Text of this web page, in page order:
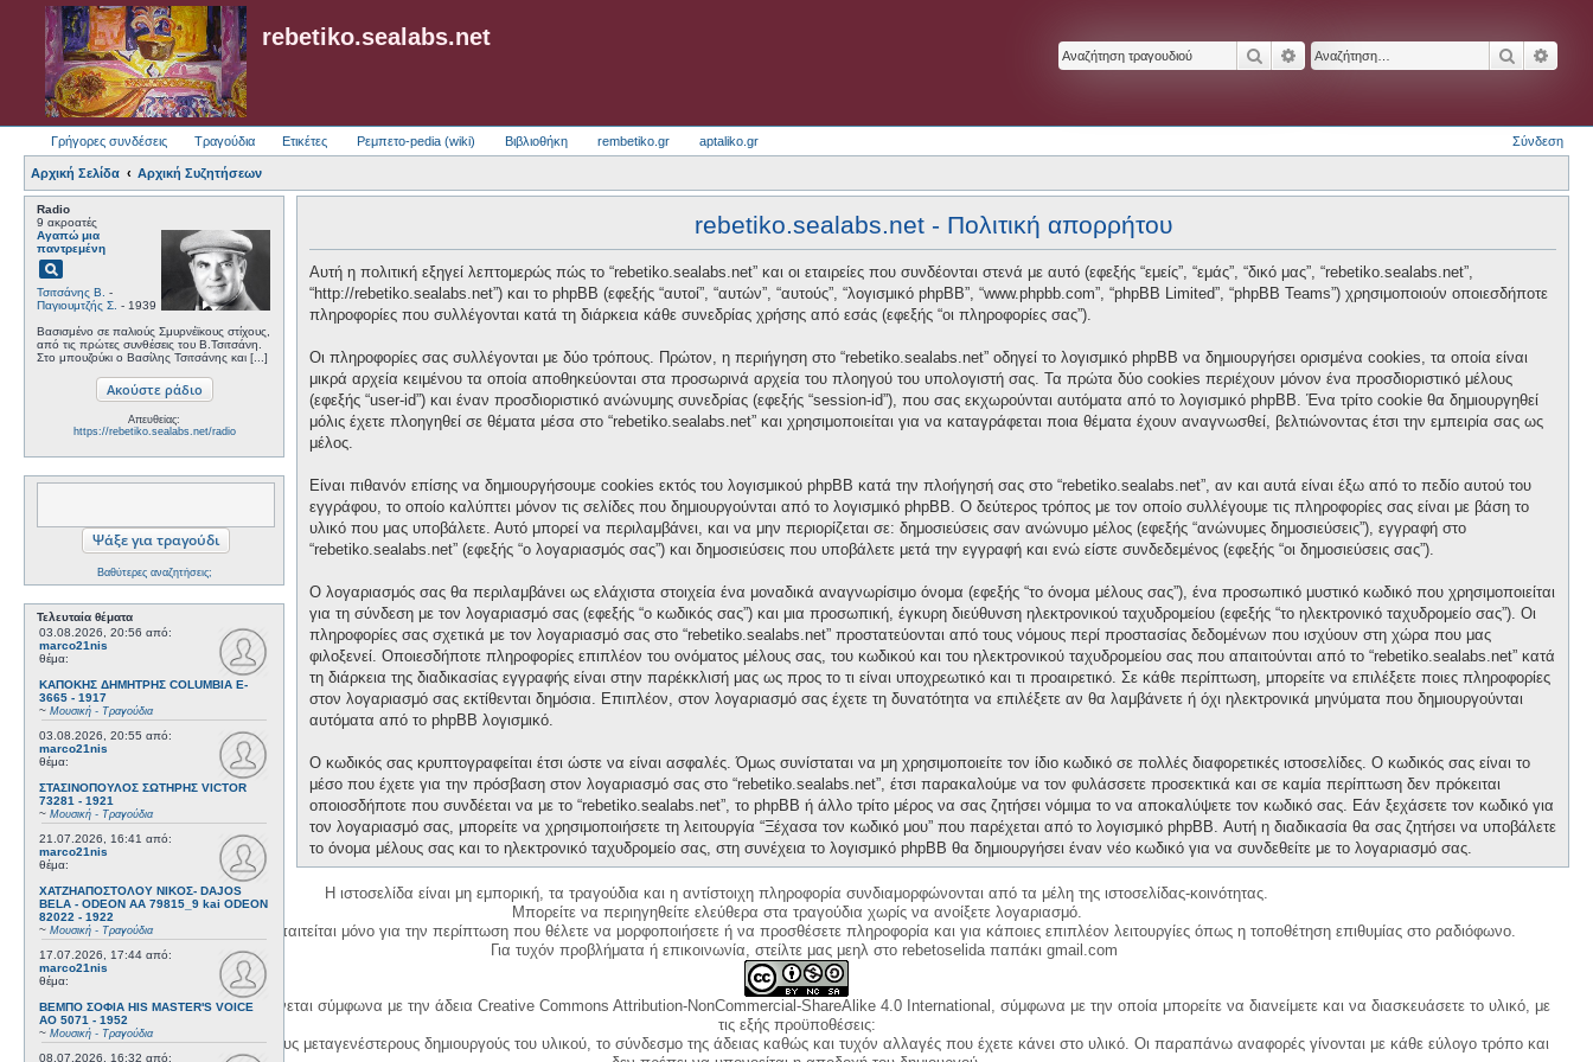
rebetiko.sealabs.net
ΑναζήτησηΕιδική αναζήτηση
Γρήγορες συνδέσεις Τραγούδια Ετικέτες Ρεμπετο-pedia (wiki) Βιβλιοθήκη rembetiko.gr aptaliko.gr Σύνδεση
Αρχική Σελίδα Αρχική Συζητήσεων
Radio
9 ακροατές
Αγαπώ μια
παντρεμένη
pageview
Τσιτσάνης Β.
-
Παγιουμτζής Σ. - 1939
Βασισμένο σε παλιούς Σμυρνέϊκους στίχους,
από τις πρώτες συνθέσεις του Β.Τσιτσάνη.
Στο μπουζούκι ο Βασίλης Τσιτσάνης και [...]
Απευθείας:
https://rebetiko.sealabs.net/radio
Βαθύτερες αναζητήσεις;
Τελευταία θέματα
03.08.2026, 20:56 από:
marco21nis
θέμα:
ΚΑΠΟΚΗΣ ΔΗΜΗΤΡΗΣ COLUMBIA E-
3665 - 1917
~ Μουσική - Τραγούδια
03.08.2026, 20:55 από:
marco21nis
θέμα:
ΣΤΑΣΙΝΟΠΟΥΛΟΣ ΣΩΤΗΡΗΣ VICTOR
73281 - 1921
~ Μουσική - Τραγούδια
21.07.2026, 16:41 από:
marco21nis
θέμα:
ΧΑΤΖΗΑΠΟΣΤΟΛΟΥ ΝΙΚΟΣ- DAJOS
BELA - ODEON AA 79815_9 kai ODEON
82022 - 1922
~ Μουσική - Τραγούδια
17.07.2026, 17:44 από:
marco21nis
θέμα:
ΒΕΜΠΟ ΣΟΦΙΑ HIS MASTER'S VOICE
AO 5071 - 1952
~ Μουσική - Τραγούδια
08.07.2026, 16:32 από:
rebetiko.sealabs.net - Πολιτική απορρήτου
Αυτή η πολιτική εξηγεί λεπτομερώς πώς το “rebetiko.sealabs.net” και οι εταιρείες που συνδέονται στενά με αυτό (εφεξής “εμείς”, “εμάς”, “δικό μας”, “rebetiko.sealabs.net”,
“http://rebetiko.sealabs.net”) και το phpBB (εφεξής “αυτοί”, “αυτών”, “αυτούς”, “λογισμικό phpBB”, “www.phpbb.com”, “phpBB Limited”, “phpBB Teams”) χρησιμοποιούν οποιεσδήποτε
πληροφορίες που συλλέγονται κατά τη διάρκεια κάθε συνεδρίας χρήσης από εσάς (εφεξής “οι πληροφορίες σας”).
Οι πληροφορίες σας συλλέγονται με δύο τρόπους. Πρώτον, η περιήγηση στο “rebetiko.sealabs.net” οδηγεί το λογισμικό phpBB να δημιουργήσει ορισμένα cookies, τα οποία είναι
μικρά αρχεία κειμένου τα οποία αποθηκεύονται στα προσωρινά αρχεία του πλοηγού του υπολογιστή σας. Τα πρώτα δύο cookies περιέχουν μόνον ένα προσδιοριστικό μέλους
(εφεξής “user-id”) και έναν προσδιοριστικό ανώνυμης συνεδρίας (εφεξής “session-id”), που σας εκχωρούνται αυτόματα από το λογισμικό phpBB. Ένα τρίτο cookie θα δημιουργηθεί
μόλις έχετε πλοηγηθεί σε θέματα μέσα στο “rebetiko.sealabs.net” και χρησιμοποιείται για να καταγράφεται ποια θέματα έχουν αναγνωσθεί, βελτιώνοντας έτσι την εμπειρία σας ως
μέλος.
Είναι πιθανόν επίσης να δημιουργήσουμε cookies εκτός του λογισμικού phpBB κατά την πλοήγησή σας στο “rebetiko.sealabs.net”, αν και αυτά είναι έξω από το πεδίο αυτού του
εγγράφου, το οποίο καλύπτει μόνον τις σελίδες που δημιουργούνται από το λογισμικό phpBB. Ο δεύτερος τρόπος με τον οποίο συλλέγουμε τις πληροφορίες σας είναι με βάση το
υλικό που μας υποβάλετε. Αυτό μπορεί να περιλαμβάνει, και να μην περιορίζεται σε: δημοσιεύσεις σαν ανώνυμο μέλος (εφεξής “ανώνυμες δημοσιεύσεις”), εγγραφή στο
“rebetiko.sealabs.net” (εφεξής “ο λογαριασμός σας”) και δημοσιεύσεις που υποβάλετε μετά την εγγραφή και ενώ είστε συνδεδεμένος (εφεξής “οι δημοσιεύσεις σας”).
Ο λογαριασμός σας θα περιλαμβάνει ως ελάχιστα στοιχεία ένα μοναδικά αναγνωρίσιμο όνομα (εφεξής “το όνομα μέλους σας”), ένα προσωπικό μυστικό κωδικό που χρησιμοποιείται
για τη σύνδεση με τον λογαριασμό σας (εφεξής “ο κωδικός σας”) και μια προσωπική, έγκυρη διεύθυνση ηλεκτρονικού ταχυδρομείου (εφεξής “το ηλεκτρονικό ταχυδρομείο σας”). Οι
πληροφορίες σας σχετικά με τον λογαριασμό σας στο “rebetiko.sealabs.net” προστατεύονται από τους νόμους περί προστασίας δεδομένων που ισχύουν στη χώρα που μας
φιλοξενεί. Οποιεσδήποτε πληροφορίες επιπλέον του ονόματος μέλους σας, του κωδικού και του ηλεκτρονικού ταχυδρομείου σας που απαιτούνται από το “rebetiko.sealabs.net” κατά
τη διάρκεια της διαδικασίας εγγραφής είναι στην παρέκκλισή μας ως προς το τι είναι υποχρεωτικό και τι προαιρετικό. Σε κάθε περίπτωση, μπορείτε να επιλέξετε ποιες πληροφορίες
στον λογαριασμό σας εκτίθενται δημόσια. Επιπλέον, στον λογαριασμό σας έχετε τη δυνατότητα να επιλέξετε αν θα λαμβάνετε ή όχι ηλεκτρονικά μηνύματα που δημιουργούνται
αυτόματα από το phpBB λογισμικό.
Ο κωδικός σας κρυπτογραφείται έτσι ώστε να είναι ασφαλές. Όμως συνίσταται να μη χρησιμοποιείτε τον ίδιο κωδικό σε πολλές διαφορετικές ιστοσελίδες. Ο κωδικός σας είναι το
μέσο που έχετε για την πρόσβαση στον λογαριασμό σας στο “rebetiko.sealabs.net”, έτσι παρακαλούμε να τον φυλάσσετε προσεκτικά και σε καμία περίπτωση δεν πρόκειται
οποιοσδήποτε που συνδέεται να με το “rebetiko.sealabs.net”, το phpBB ή άλλο τρίτο μέρος να σας ζητήσει νόμιμα το να αποκαλύψετε τον κωδικό σας. Εάν ξεχάσετε τον κωδικό για
τον λογαριασμό σας, μπορείτε να χρησιμοποιήσετε τη λειτουργία “Ξέχασα τον κωδικό μου” που παρέχεται από το λογισμικό phpBB. Αυτή η διαδικασία θα σας ζητήσει να υποβάλετε
το όνομα μέλους σας και το ηλεκτρονικό ταχυδρομείο σας, στη συνέχεια το λογισμικό phpBB θα δημιουργήσει έναν νέο κωδικό για να συνδεθείτε με το λογαριασμό σας.
Η ιστοσελίδα είναι μη εμπορική, τα τραγούδια και η αντίστοιχη πληροφορία συνδιαμορφώνονται από τα μέλη της ιστοσελίδας-κοινότητας.
Μπορείτε να περιηγηθείτε ελεύθερα στα τραγούδια χωρίς να ανοίξετε λογαριασμό.
Η δημιουργία λογαριασμού απαιτείται μόνο για την περίπτωση που θέλετε να μορφοποιήσετε ή να προσθέσετε πληροφορία και για κάποιες επιπλέον λειτουργίες όπως η τοποθέτηση επιθυμίας στο ραδιόφωνο.
Για τυχόν προβλήματα ή επικοινωνία, στείλτε μας μεηλ στο rebetoselida παπάκι gmail.com
Η χρήση του υλικού της σελίδας γίνεται σύμφωνα με την άδεια Creative Commons Attribution-NonCommercial-ShareAlike 4.0 International, σύμφωνα με την οποία μπορείτε να διανείμετε και να διασκευάσετε το υλικό, με
τις εξής προϋποθέσεις:
1. Να αναφέρετε τον αρχικό και τους μεταγενέστερους δημιουργούς του υλικού, το σύνδεσμο της άδειας καθώς και τυχόν αλλαγές που έχετε κάνει στο υλικό. Οι παραπάνω αναφορές γίνονται με κάθε εύλογο τρόπο και